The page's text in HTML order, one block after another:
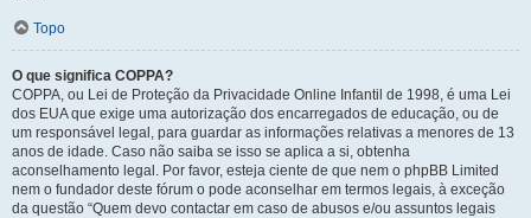
Topo
O que significa COPPA?
COPPA, ou Lei de Proteção da Privacidade Online Infantil de 1998, é uma Lei
dos EUA que exige uma autorização dos encarregados de educação, ou de
um responsável legal, para guardar as informações relativas a menores de 13
anos de idade. Caso não saiba se isso se aplica a si, obtenha
aconselhamento legal. Por favor, esteja ciente de que nem o phpBB Limited
nem o fundador deste fórum o pode aconselhar em termos legais, à exceção
da questão “Quem devo contactar em caso de abusos e/ou assuntos legais